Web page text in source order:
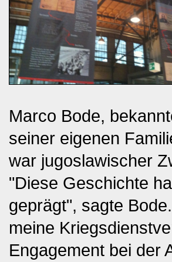
Marco Bode,
seiner eigenen
war jugoslawischer
"Diese Geschichte
geprägt", sagte
meine
Engagement bei der